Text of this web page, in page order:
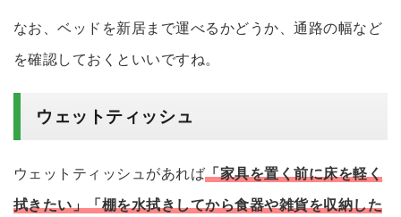
なお、ベッドを新居まで運べるかどうか、通路の幅など
を確認しておくといいですね。
ウェットティッシュ
ウェットティッシュがあれば「家具を置く前に床を軽く
拭きたい」「棚を水拭きしてから食器や雑貨を収納した